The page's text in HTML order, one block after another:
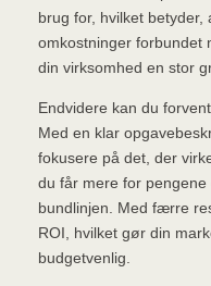
brug for, hvilket
omkostninger forbundet
din virksomhed en stor
Endvidere kan du
Med en klar
fokusere på det, der
du får mere for
bundlinjen. Med færre
ROI, hvilket gør din
budgetvenlig.